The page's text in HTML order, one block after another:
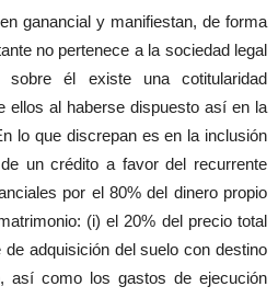
ganancial y manifiestan, de forma
no pertenece a la sociedad legal
él existe una cotitularidad
ellos al haberse dispuesto así en la
lo que discrepan es en la inclusión
un crédito a favor del recurrente
por el 80% del dinero propio
(i) el 20% del precio total
adquisición del suelo con destino
así como los gastos de ejecución